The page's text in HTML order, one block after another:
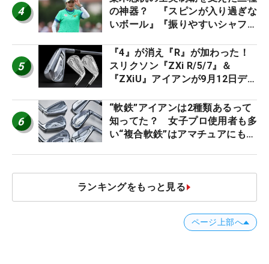
4
の神器？ 『スピンが入り過ぎな
いボール』『振りやすいシャフ
ー』 #女子プロセッティング
5
『4』が消え『R』が加わった！
スリクソン『ZXi R/5/7』＆
『ZXiU』アイアンが9月12日デ
6
“軟鉄”アイアンは2種類あるって
知ってた？ 女子プロ使用者も多
い“複合軟鉄”はアマチュアにもオ
ランキングをもっと見る
ページ上部へ